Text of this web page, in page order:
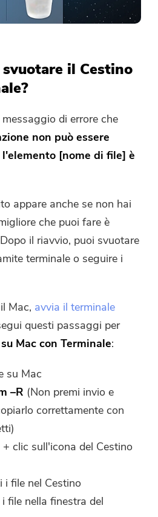
il Cestino
di errore che
non può essere
[nome di file] è
appare anche se non hai
che puoi fare è
il riavvio, puoi svuotare
terminale o seguire i
Mac, avvia il terminale
questi passaggi per
Mac con Terminale:
su Mac
–R (Non premi invio e
correttamente con
clic sull'icona del Cestino
i file nel Cestino
file nella finestra del